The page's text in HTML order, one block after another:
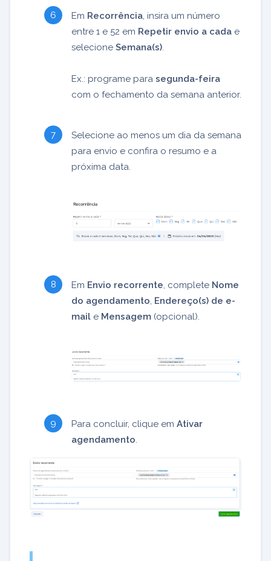
Em Recorrência , insira um número
entre 1 e 52 em Repetir envio a cada e
selecione Semana(s)
Ex.: programe para segunda-feira
com o fechamento da semana anterior.
Selecione ao menos um dia da semana
para envio e confira o resumo e a
próxima data.
Em Envio recorrente, complete Nome
do agendamento, Endereço(s) de e-
mail e Mensagem (opcional).
Para concluir, clique em Ativar
agendamento